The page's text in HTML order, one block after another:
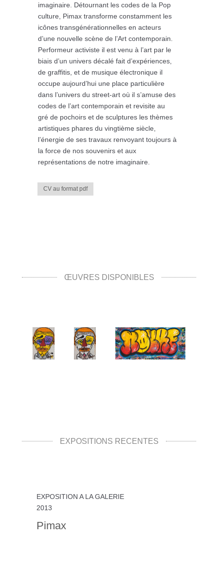
imaginaire. Détournant les codes de la Pop
culture, Pimax transforme constamment les
icônes transgénérationnelles en acteurs
d’une nouvelle scène de l’Art contemporain.
Performeur activiste il est venu à l’art par le
biais d’un univers décalé fait d’expériences,
de graffitis, et de musique électronique il
occupe aujourd’hui une place particulière
dans l’univers du street-art où il s’amuse des
codes de l’art contemporain et revisite au
gré de pochoirs et de sculptures les thèmes
artistiques phares du vingtième siècle,
l’énergie de ses travaux renvoyant toujours à
la force de nos souvenirs et aux
représentations de notre imaginaire.
CV au format pdf
ŒUVRES DISPONIBLES
EXPOSITIONS RÉCENTES
EXPOSITION A LA GALERIE
2013
Pimax